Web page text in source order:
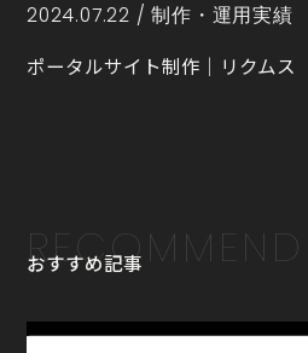
2024.07.22 /制作・運用実績
ポータルサイト制作｜リクムス
RECOMMEND
おすすめ記事